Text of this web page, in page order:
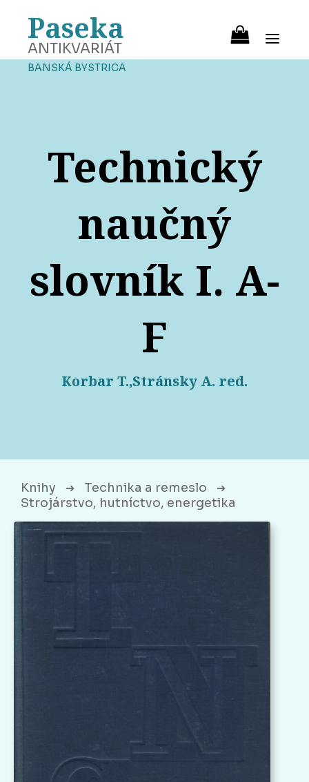
Paseka
ANTIKVARIÁT
BANSKÁ BYSTRICA
Technický
naučný
slovník I. A-
F
Korbar T.,Stránsky A. red.
Knihy ➔ Technika a remeslo ➔
Strojárstvo, hutníctvo, energetika